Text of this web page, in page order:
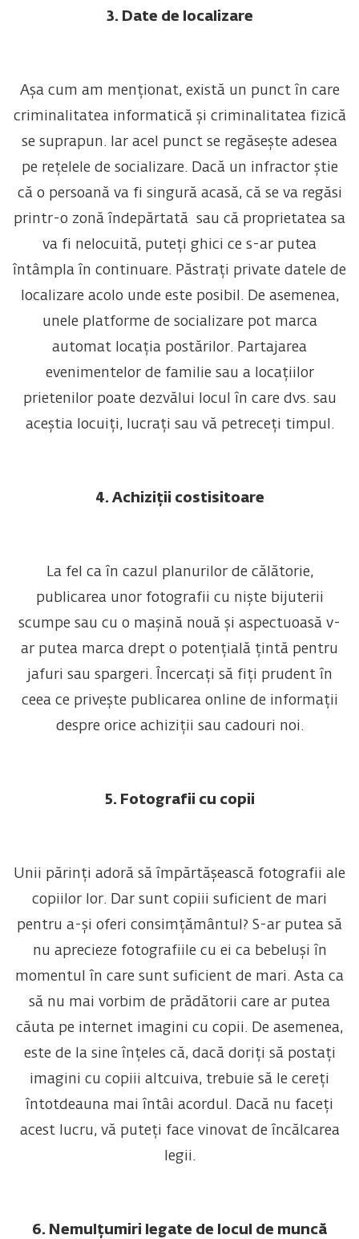
3. Date de localizare
Așa cum am menționat, există un punct în care
criminalitatea informatică și criminalitatea fizică
se suprapun. Iar acel punct se regăsește adesea
pe rețelele de socializare. Dacă un infractor știe
că o persoană va fi singură acasă, că se va regăsi
printr-o zonă îndepărtată sau că proprietatea sa
va fi nelocuită, puteți ghici ce s-ar putea
întâmpla în continuare. Păstrați private datele de
localizare acolo unde este posibil. De asemenea,
unele platforme de socializare pot marca
automat locația postărilor. Partajarea
evenimentelor de familie sau a locațiilor
prietenilor poate dezvălui locul în care dvs. sau
aceștia locuiți, lucrați sau vă petreceți timpul.
4. Achiziții costisitoare
La fel ca în cazul planurilor de călătorie,
publicarea unor fotografii cu niște bijuterii
scumpe sau cu o mașină nouă și aspectuoasă v-
ar putea marca drept o potențială țintă pentru
jafuri sau spargeri. Încercați să fiți prudent în
ceea ce privește publicarea online de informații
despre orice achiziții sau cadouri noi.
5. Fotografii cu copii
Unii părinți adoră să împărtășească fotografii ale
copiilor lor. Dar sunt copiii suficient de mari
pentru a-și oferi consimțământul? S-ar putea să
nu aprecieze fotografiile cu ei ca bebeluși în
momentul în care sunt suficient de mari. Asta ca
să nu mai vorbim de prădătorii care ar putea
căuta pe internet imagini cu copii. De asemenea,
este de la sine înțeles că, dacă doriți să postați
imagini cu copiii altcuiva, trebuie să le cereți
întotdeauna mai întâi acordul. Dacă nu faceți
acest lucru, vă puteți face vinovat de încălcarea
legii.
6. Nemulțumiri legate de locul de muncă